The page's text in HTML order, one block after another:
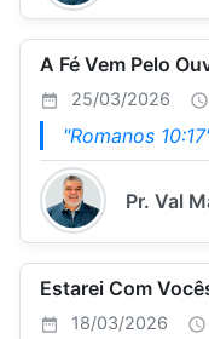
A Fé Vem Pelo
25/03/2026
"Romanos
Pr. Val
Estarei Com
18/03/2026